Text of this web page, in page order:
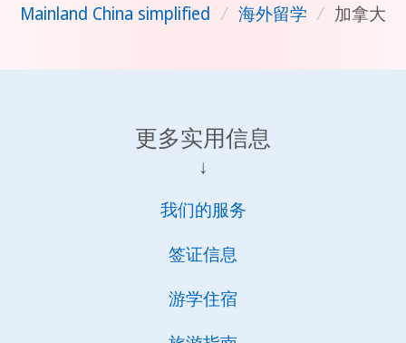
Mainland China simplified / 海外留学 / 加拿大
更多实用信息
↓
我们的服务
签证信息
游学住宿